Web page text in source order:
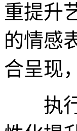
重提升
的情感
合呈现
执行